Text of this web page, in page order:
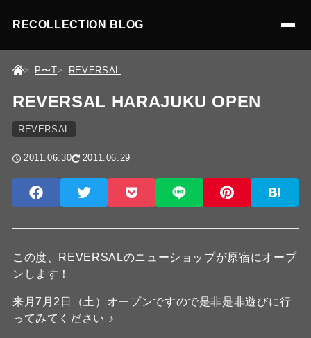
RECOLLECTION BLOG
P〜T REVERSAL
REVERSAL HARAJUKU OPEN
REVERSAL
2011.06.30 2011.06.29
この度、REVERSALのニューショップが原宿にオープ
ンします！
来月7月2日（土）オープンですので是非是非遊びに行
ってみてください ♪